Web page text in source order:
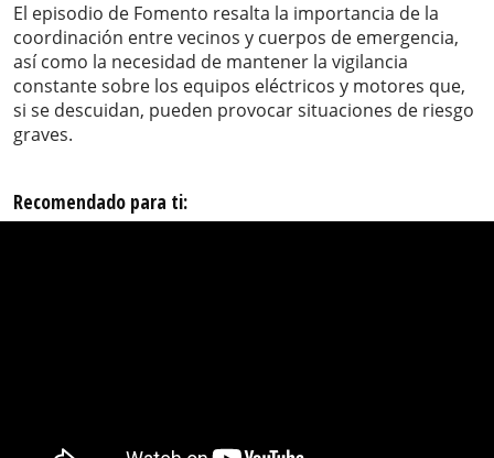
El episodio de Fomento resalta la importancia de la
coordinación entre vecinos y cuerpos de emergencia,
así como la necesidad de mantener la vigilancia
constante sobre los equipos eléctricos y motores que,
si se descuidan, pueden provocar situaciones de riesgo
graves.
Recomendado para ti: